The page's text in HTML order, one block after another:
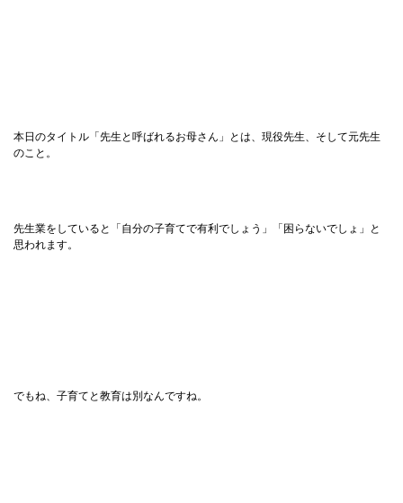
本日のタイトル「先生と呼ばれるお母さん」とは、現役先生、そして元先生
のこと。
先生業をしていると「自分の子育てで有利でしょう」「困らないでしょ」と
思われます。
でもね、子育てと教育は別なんですね。